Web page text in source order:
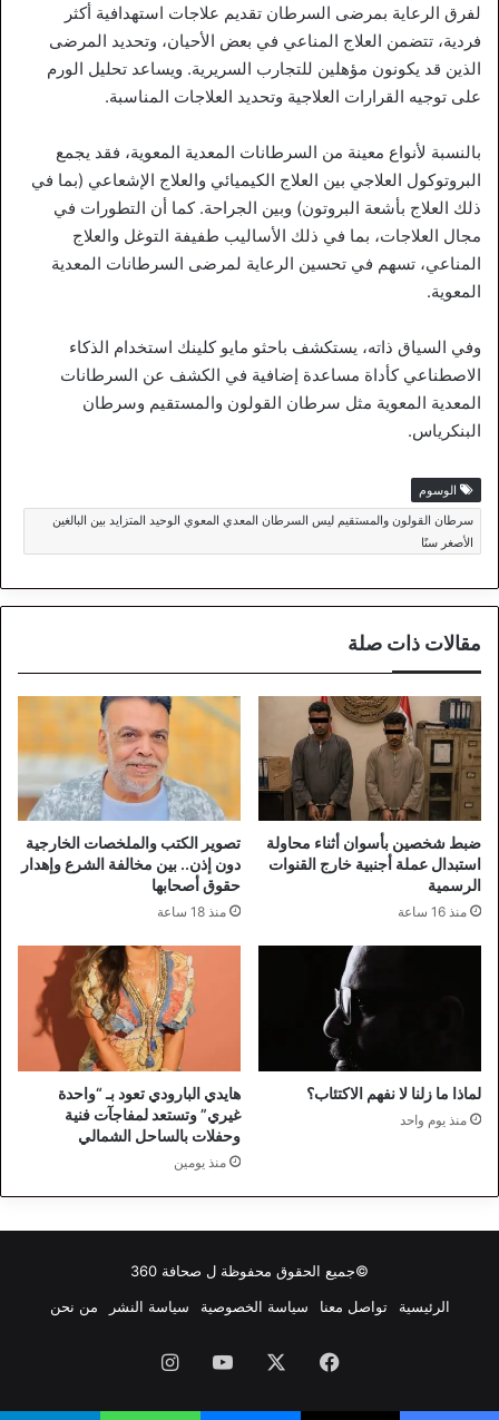
لفرق الرعاية بمرضى السرطان تقديم علاجات استهدافية أكثر
فردية، تتضمن العلاج المناعي في بعض الأحيان، وتحديد المرضى
الذين قد يكونون مؤهلين للتجارب السريرية. ويساعد تحليل الورم
على توجيه القرارات العلاجية وتحديد العلاجات المناسبة.
بالنسبة لأنواع معينة من السرطانات المعدية المعوية، فقد يجمع
البروتوكول العلاجي بين العلاج الكيميائي والعلاج الإشعاعي (بما في
ذلك العلاج بأشعة البروتون) وبين الجراحة. كما أن التطورات في
مجال العلاجات، بما في ذلك الأساليب طفيفة التوغل والعلاج
المناعي، تسهم في تحسين الرعاية لمرضى السرطانات المعدية
المعوية.
وفي السياق ذاته، يستكشف باحثو مايو كلينك استخدام الذكاء
الاصطناعي كأداة مساعدة إضافية في الكشف عن السرطانات
المعدية المعوية مثل سرطان القولون والمستقيم وسرطان
البنكرياس.
الوسوم
سرطان القولون والمستقيم ليس السرطان المعدي المعوي الوحيد المتزايد بين البالغين
الأصغر سنًا
مقالات ذات صلة
ضبط شخصين بأسوان أثناء محاولة
استبدال عملة أجنبية خارج القنوات
الرسمية
منذ 16 ساعة
تصوير الكتب والملخصات الخارجية
دون إذن.. بين مخالفة الشرع وإهدار
حقوق أصحابها
منذ 18 ساعة
لماذا ما زلنا لا نفهم الاكتئاب؟
منذ يوم واحد
هايدي البارودي تعود بـ “واحدة
غيري” وتستعد لمفاجآت فنية
وحفلات بالساحل الشمالي
منذ يومين
©جميع الحقوق محفوظة ل صحافة 360
الرئيسية
تواصل معنا سياسة الخصوصية سياسة النشر من نحن
فيسبوك ‫YouTube